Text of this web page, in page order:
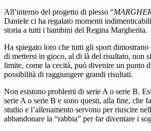
All’interno del progetto di plesso “
Daniele ci ha regalato momenti
storia a tutti i bambini del Regina Margherita.
Ha spiegato loro che tutti gli sport dimostrano
di mettersi in gioco, al di là del risultato, non
limite, come la cecità, può divenire un punto
possibilità di raggiungere grandi risultati.
Non esistono problemi di serie A o serie B.
serie A o serie B e sono questi, alla fine, che
studio e l’allenamento servono per riuscire
abbandonare la “rabbia” per far diventare i